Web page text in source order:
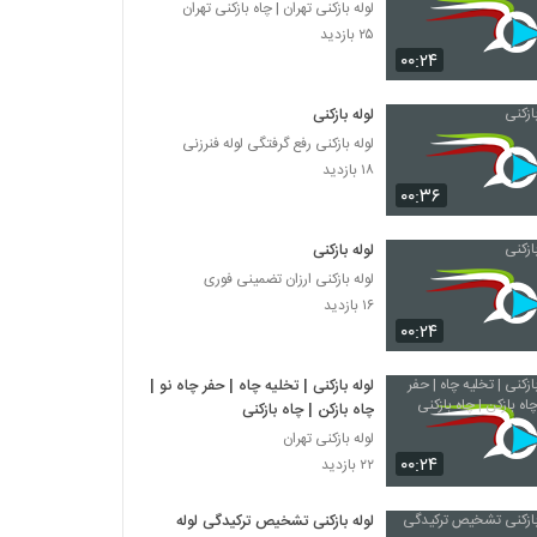
۰۰:۲۴
لوله بازکنی تهران | چاه بازکنی تهران
۲۵ بازدید
۰۰:۳۶
لوله بازکنی
لوله بازکنی رفع گرفتگی لوله فنرزنی
۱۸ بازدید
۰۰:۲۴
لوله بازکنی
لوله بازکنی ارزان تضمینی فوری
۱۶ بازدید
۰۰:۲۴
لوله بازکنی | تخلیه چاه | حفر چاه نو |
چاه بازکن | چاه بازکنی
لوله بازکنی تهران
۲۲ بازدید
لوله بازکنی تشخیص ترکیدگی لوله